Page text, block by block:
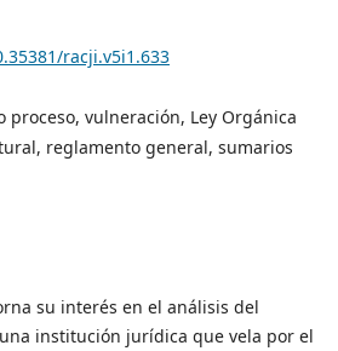
racji.v5i1.633
proceso, vulneración, Ley Orgánica
reglamento general, sumarios
su interés en el análisis del
institución jurídica que vela por el